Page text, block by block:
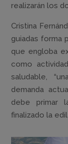
realizarán los
Cristina
guiadas forma
que engloba
como
saludable,
demanda
debe primar
finalizado la